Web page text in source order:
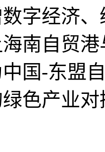
字经济
南自贸
国-东盟
色产业